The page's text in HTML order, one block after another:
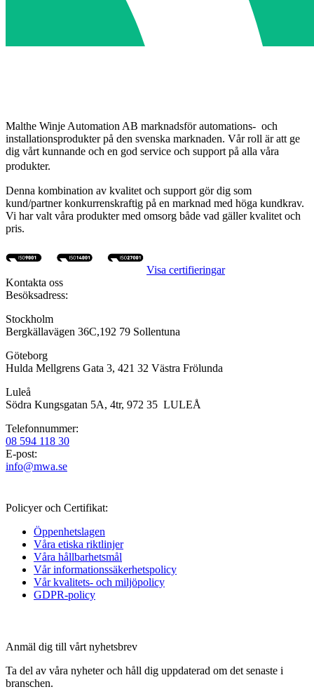
Malthe Winje Automation AB marknadsför automations- och
installationsprodukter på den svenska marknaden. Vår roll är att ge
dig vårt kunnande och en god service och support på alla våra
produkter.
Denna kombination av kvalitet och support gör dig som
kund/partner konkurrenskraftig på en marknad med höga kundkrav.
Vi har valt våra produkter med omsorg både vad gäller kvalitet och
pris.
Visa certifieringar
Kontakta oss
Besöksadress:
Stockholm
Bergkällavägen 36C,192 79 Sollentuna
Göteborg
Hulda Mellgrens Gata 3, 421 32 Västra Frölunda
Luleå
Södra Kungsgatan 5A, 4tr, 972 35 LULEÅ
Telefonnummer:
08 594 118 30
E-post:
info@mwa.se
Policyer och Certifikat:
Öppenhetslagen
Våra etiska riktlinjer
Våra hållbarhetsmål
Vår informations­säkerhetspolicy
Vår kvalitets- och miljöpolicy
GDPR-policy
Anmäl dig till vårt nyhetsbrev
Ta del av våra nyheter och håll dig uppdaterad om det senaste i
branschen.